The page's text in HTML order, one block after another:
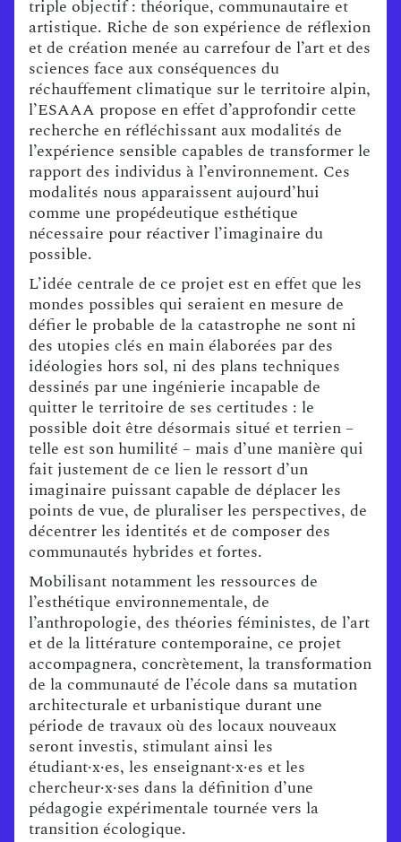
triple objectif : théorique, communautaire et
artistique. Riche de son expérience de réflexion
et de création menée au carrefour de l’art et des
sciences face aux conséquences du
réchauffement climatique sur le territoire alpin,
l’ESAAA propose en effet d’approfondir cette
recherche en réfléchissant aux modalités de
l’expérience sensible capables de transformer le
rapport des individus à l’environnement. Ces
modalités nous apparaissent aujourd’hui
comme une propédeutique esthétique
nécessaire pour réactiver l’imaginaire du
possible.
L’idée centrale de ce projet est en effet que les
mondes possibles qui seraient en mesure de
défier le probable de la catastrophe ne sont ni
des utopies clés en main élaborées par des
idéologies hors sol, ni des plans techniques
dessinés par une ingénierie incapable de
quitter le territoire de ses certitudes : le
possible doit être désormais situé et terrien –
telle est son humilité – mais d’une manière qui
fait justement de ce lien le ressort d’un
imaginaire puissant capable de déplacer les
points de vue, de pluraliser les perspectives, de
décentrer les identités et de composer des
communautés hybrides et fortes.
Mobilisant notamment les ressources de
l’esthétique environnementale, de
l’anthropologie, des théories féministes, de l’art
et de la littérature contemporaine, ce projet
accompagnera, concrètement, la transformation
de la communauté de l’école dans sa mutation
architecturale et urbanistique durant une
période de travaux où des locaux nouveaux
seront investis, stimulant ainsi les
étudiant·x·es, les enseignant·x·es et les
chercheur·x·ses dans la définition d’une
pédagogie expérimentale tournée vers la
transition écologique.